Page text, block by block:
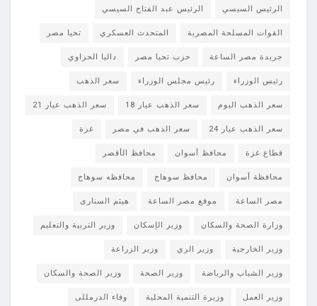
الرئيس السيسي الرئيس عبد الفتاح السيسي
القوات المسلحة المصرية المتحدث العسكري تحيا مصر
جريدة مصر الساعة حزب تحيا مصر داليا الحزاوي
رئيس الوزراء رئيس مجلس الوزراء سعر الذهب
سعر الذهب اليوم سعر الذهب عيار 18 سعر الذهب عيار 21
سعر الذهب عيار 24 سعر الذهب في مصر غزة
قطاع غزة محافظ أسوان محافظ الأقصر
محافظة أسوان محافظ سوهاج محافظه سوهاج
مصر الساعة موقع مصر الساعة هيثم السنارى
وزارة الصحة والسكان وزير الإسكان وزير التربية والتعليم
وزير الخارجية وزير الري وزير الزراعة
وزير الشباب والرياضة وزير الصحة وزير الصحة والسكان
وزير العمل وزيرة التنمية المحلية وفاء الدرمللى